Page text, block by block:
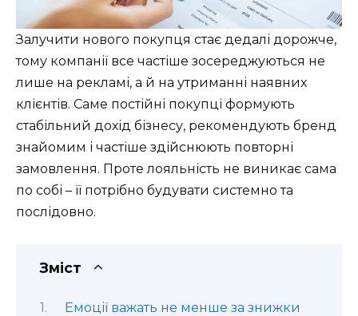
Залучити нового покупця стає дедалі дорожче,
тому компанії все частіше зосереджуються не
лише на рекламі, а й на утриманні наявних
клієнтів. Саме постійні покупці формують
стабільний дохід бізнесу, рекомендують бренд
знайомим і частіше здійснюють повторні
замовлення. Проте лояльність не виникає сама
по собі – її потрібно будувати системно та
послідовно.
Зміст
Емоції важать не менше за знижки